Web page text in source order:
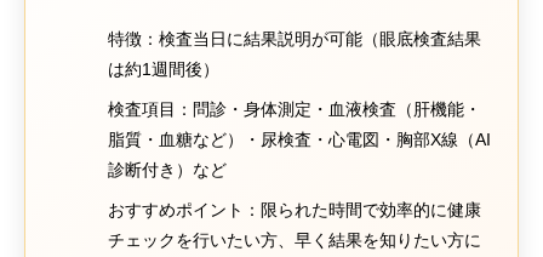
特徴：検査当日に結果説明が可能（眼底検査結果
は約1週間後）
検査項目：問診・身体測定・血液検査（肝機能・
脂質・血糖など）・尿検査・心電図・胸部X線（AI
診断付き）など
おすすめポイント：限られた時間で効率的に健康
チェックを行いたい方、早く結果を知りたい方に